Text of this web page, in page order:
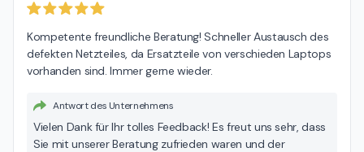
Kompetente freundliche Beratung! Schneller Austausch des
defekten Netzteiles, da Ersatzteile von verschieden Laptops
vorhanden sind. Immer gerne wieder.
Antwort des Unternehmens
Vielen Dank für Ihr tolles Feedback! Es freut uns sehr, dass
Sie mit unserer Beratung zufrieden waren und der